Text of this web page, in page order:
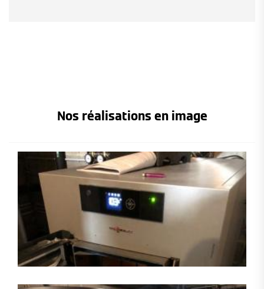
Nos réalisations en image